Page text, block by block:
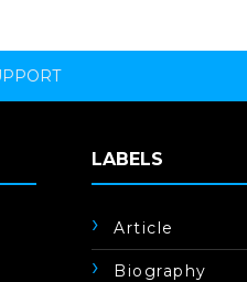
LABELS
Article
Biography